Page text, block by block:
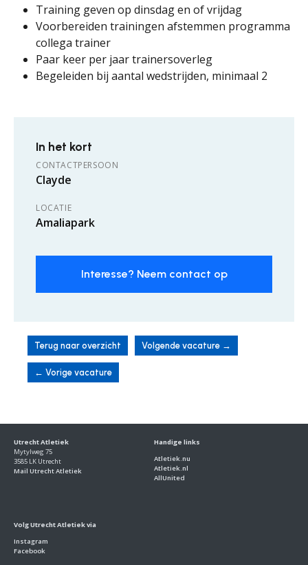
Training geven op dinsdag en of vrijdag
Voorbereiden trainingen afstemmen programma
collega trainer
Paar keer per jaar trainersoverleg
Begeleiden bij aantal wedstrijden, minimaal 2
In het kort
CONTACTPERSOON
Clayde
LOCATIE
Amaliapark
Interesse? Neem contact op
Terug naar overzicht Volgende vacature →
← Vorige vacature
Utrecht Atletiek
Mytylweg 75
3585 LK Utrecht
Mail Utrecht Atletiek
Handige links
Atletiek.nu
Atletiek.nl
AllUnited
Volg Utrecht Atletiek via
Instagram
Facebook